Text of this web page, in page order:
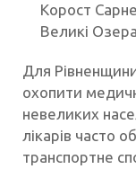
Корост
Великі
Для
охопити
невеликих
лікарів часто
транспортне